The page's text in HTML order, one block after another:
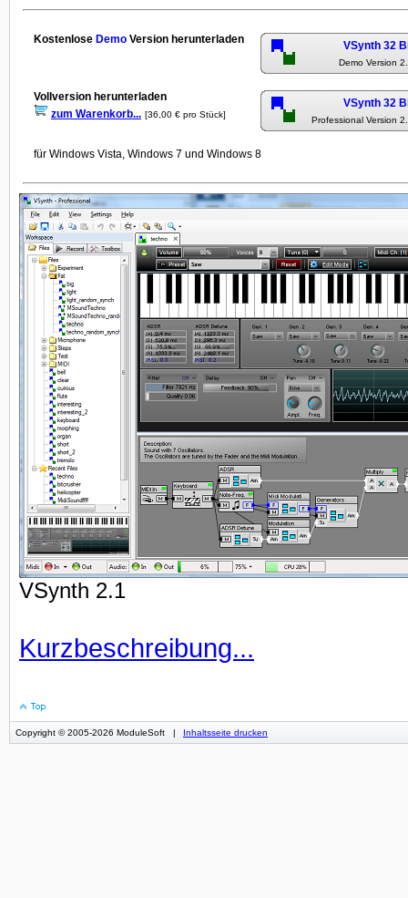
Kostenlose Demo Version herunterladen VSynth 32
Demo Version
Vollversion herunterladen
zum Warenkorb... [36,00 € pro Stück]
VSynth 32
Professional Version
für Windows Vista, Windows 7 und Windows 8
VSynth 2.1
Kurzbeschreibung...
Copyright © 2005-2026 ModuleSoft | Inhaltsseite drucken